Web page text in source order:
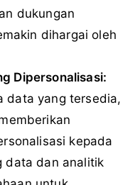
dukungan
dihargai oleh
Dipersonalisasi:
data yang tersedia,
kepada
data dan analitik